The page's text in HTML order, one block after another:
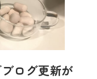
ログ更新が